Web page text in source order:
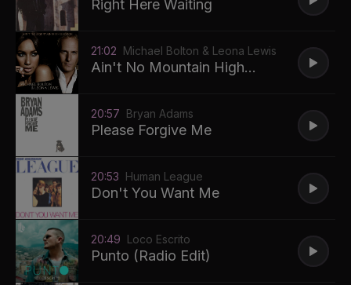
Right Here Waiting
21:02 Michael Bolton & Leona Lewis
Ain't No Mountain High
20:57 Bryan Adams
Please Forgive Me
20:53 Human League
Don't You Want Me
20:49 Loco Escrito
Punto (Radio Edit)